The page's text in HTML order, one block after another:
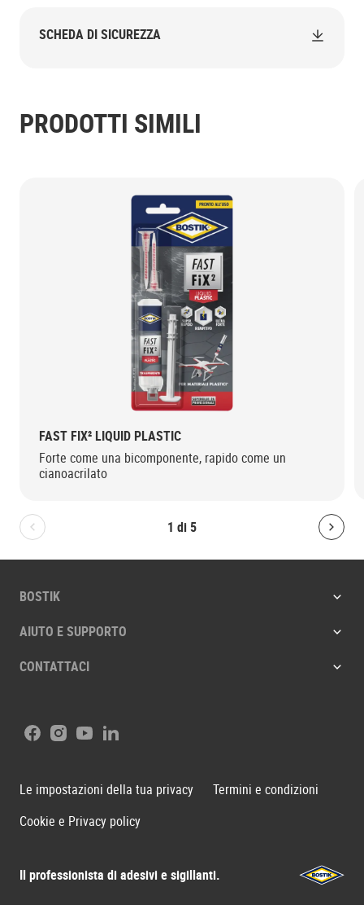
SCHEDA DI SICUREZZA
PRODOTTI SIMILI
1 di5
Bolton.General.PreviousSlide
FAST FIX² LIQUID PLASTIC
Forte come una bicomponente, rapido come un
cianoacrilato
BOSTIK
AIUTO E SUPPORTO
CONTATTACI
Il professionista di adesivi e sigillanti.
Facebook
Instagram
YoutubeLinkedIn
Le impostazioni della tua privacy
Termini e condizioni
Cookie e Privacy policy